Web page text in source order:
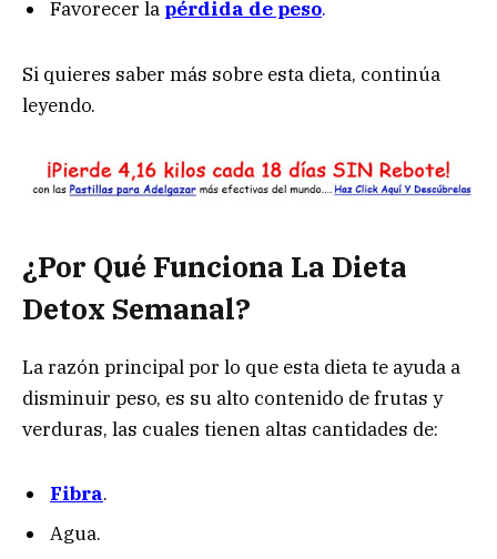
Favorecer la pérdida de peso.
Si quieres saber más sobre esta dieta, continúa
leyendo.
¿Por Qué Funciona La Dieta
Detox Semanal?
La razón principal por lo que esta dieta te ayuda a
disminuir peso, es su alto contenido de frutas y
verduras, las cuales tienen altas cantidades de:
Fibra.
Agua.